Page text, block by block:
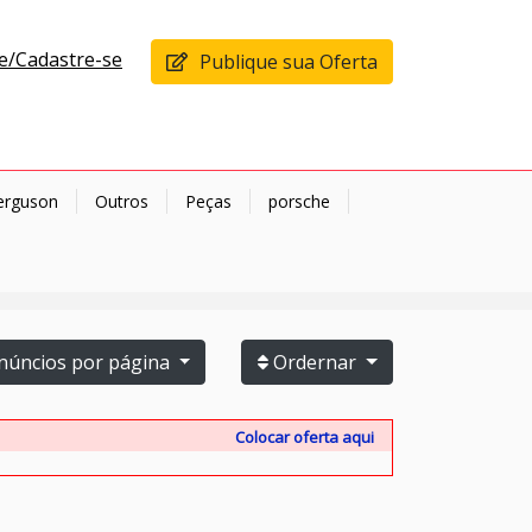
Cadastre-se Publique sua Oferta
Outros Peças porsche
Ordernar
por página
Colocar oferta aqui